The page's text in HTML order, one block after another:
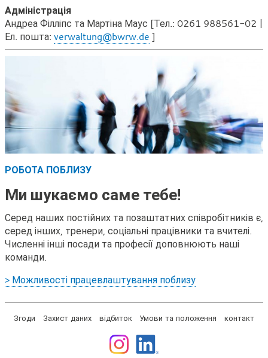
Адміністрація
Андреа Філліпс та Мартіна Маус [Тел.: 0261 988561-02 |
Ел. пошта: verwaltung@bwrw.de ]
РОБОТА ПОБЛИЗУ
Ми шукаємо саме тебе!
Серед наших постійних та позаштатних співробітників є,
серед інших, тренери, соціальні працівники та вчителі.
Численні інші посади та професії доповнюють наші
команди.
> Можливості працевлаштування поблизу
Згоди Захист даних відбиток Умови та положення контакт